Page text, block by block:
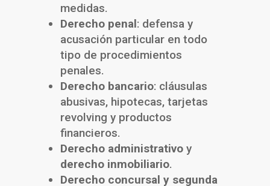
medidas.
Derecho penal: defensa y
acusación particular en todo
tipo de procedimientos
penales.
Derecho bancario: cláusulas
abusivas, hipotecas, tarjetas
revolving y productos
financieros.
Derecho administrativoy
derecho inmobiliario.
Derecho concursal y segunda